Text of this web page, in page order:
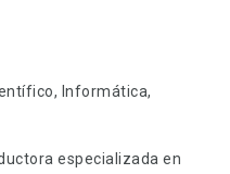
Informática,
especializada en